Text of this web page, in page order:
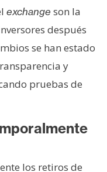
exchange son la
después
se han estado
y
pruebas de
los retiros de